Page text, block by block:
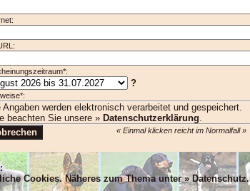
?
Angaben werden elektronisch verarbeitet und gespeichert.
beachten Sie unsere » Datenschutzerklärung.
« Einmal klicken reicht im Normalfall »
Cookies. Näheres zum Thema unter »Datenschutz.